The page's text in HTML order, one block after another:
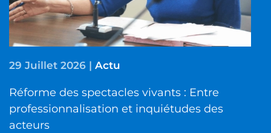
29 Juillet 2026 | Actu
Réforme des spectacles vivants : Entre
professionnalisation et inquiétudes des
acteurs